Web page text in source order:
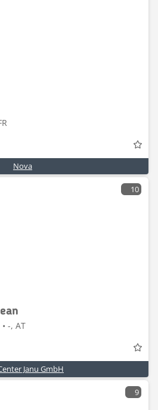
Nova
10
-, AT
Janu GmbH
9